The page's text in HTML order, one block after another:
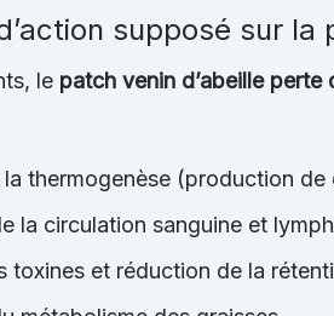
supposé sur la
le patch venin d’abeille perte
thermogenèse (production de
la circulation sanguine et
toxines et réduction de la